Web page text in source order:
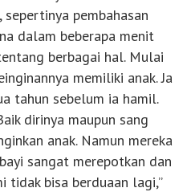
pembahasan
dalam beberapa menit
berbagai hal. Mulai
memiliki anak. Ja
tahun sebelum ia hamil.
dirinya maupun sang
anak. Namun mereka
sangat merepotkan dan
tidak bisa berduaan lagi,”